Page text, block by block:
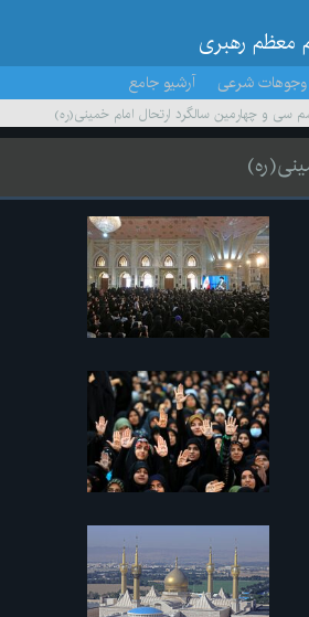
معظم رهبری
وجوهات شرعی آرشیو جامع
سی و چهارمین سالگرد ارتحال امام خمینی(ره)